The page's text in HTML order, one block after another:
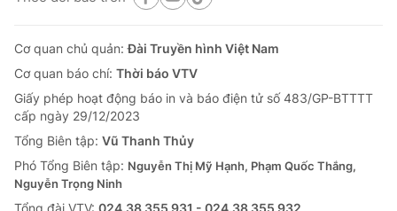
Email:
toasoan@vtv.vn
Liên hệ quảng cáo: 024-7300.7108
Cơ quan chủ quản:Đài Truyền hình Việt Nam
Cơ quan báo chí: Thời báo VTV
Giấy phép hoạt động báo in và báo điện tử số 483/GP-BTTTT
cấp ngày 29/12/2023
Tổng Biên tập: Vũ Thanh Thủy
Phó Tổng Biên tập: Nguyễn Thị Mỹ Hạnh, Phạm Quốc Thắng,
Nguyễn Trọng Ninh
Tổng đài VTV: 024.38 355 931 - 024.38 355 932